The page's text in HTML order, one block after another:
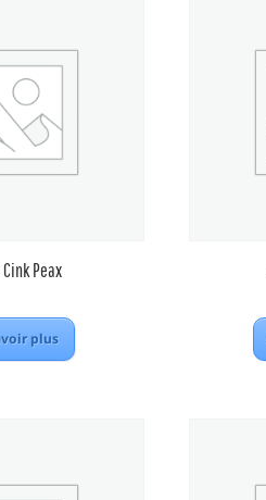
Peax
plus